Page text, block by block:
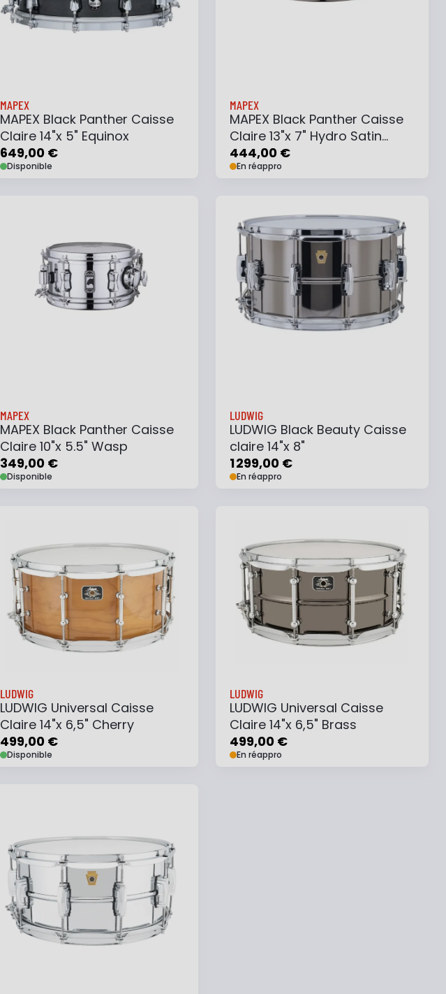
MAPEX
MAPEX Black Panther Caisse
Claire 14"x 5" Equinox
649,00 €
Disponible
Ajouter au panier
Ajouter à ma liste
MAPEX
MAPEX Black Panther Caisse
Claire 13"x 7" Hydro Satin
Black
444,00 €
En réappro
Ajouter au panier
Ajouter à ma liste
MAPEX
MAPEX Black Panther Caisse
Claire 10"x 5.5" Wasp
349,00 €
Disponible
Ajouter au panier
LUDWIG
LUDWIG Black Beauty Caisse
claire 14"x 8"
1 299,00 €
En réappro
Ajouter au panier
Ajouter à ma liste
LUDWIG
LUDWIG Universal Caisse
Claire 14"x 6,5" Cherry
499,00 €
Disponible
Ajouter au panier
Ajouter à ma liste
LUDWIG
LUDWIG Universal Caisse
Claire 14"x 6,5" Brass
499,00 €
En réappro